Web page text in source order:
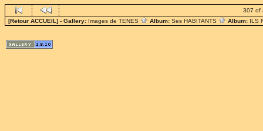
307 of
[Retour ACCUEIL] - Gallery: Images de TENES Album: Ses HABITANTS Album: ILS